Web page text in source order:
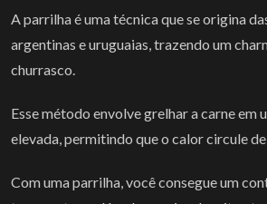
A parrilha é uma técnica que se origina
argentinas e uruguaias, trazendo um
churrasco.
Esse método envolve grelhar a carne em
elevada, permitindo que o calor circule
Com uma parrilha, você consegue um